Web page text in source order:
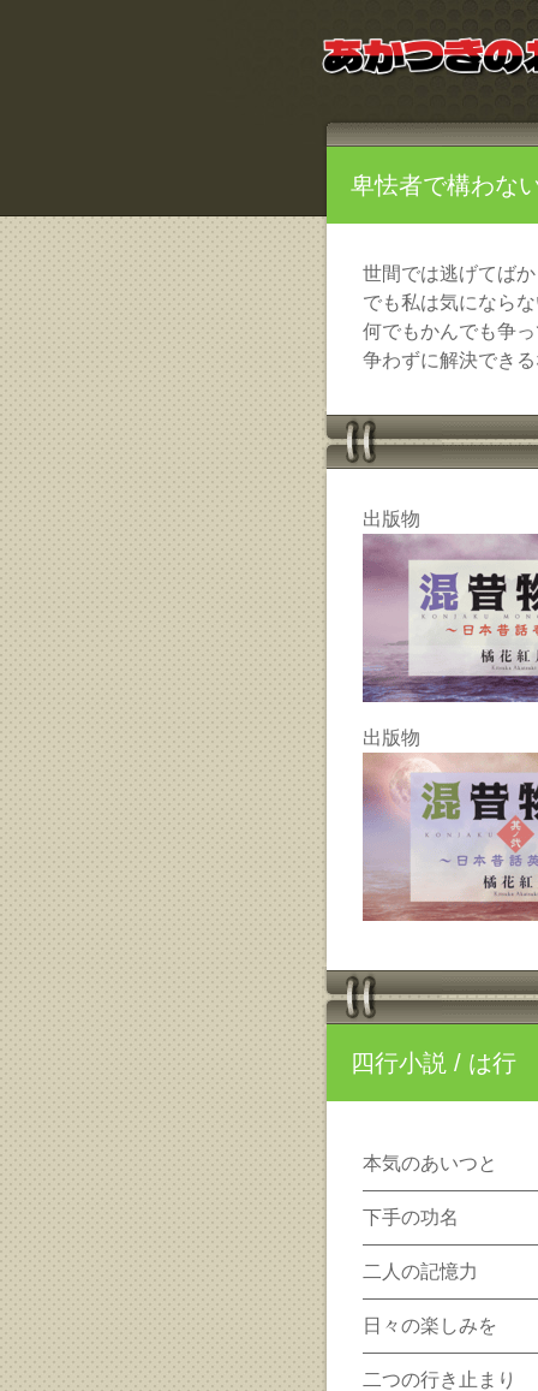
卑怯者で構わな
世間では逃げてば
でも私は気になら
何でもかんでも争
争わずに解決でき
出版物
出版物
四行小説 / は行
本気のあいつと
下手の功名
二人の記憶力
日々の楽しみを
二つの行き止まり